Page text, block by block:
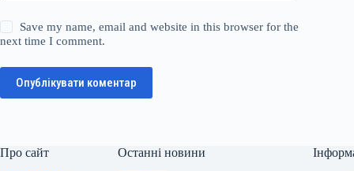
Save my name, email and website in this browser for the
next time I comment.
Опублікувати коментар
Про сайт Останні новини